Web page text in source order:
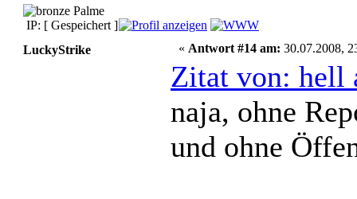
IP: [ Gespeichert ]
LuckyStrike
« Antwort #14 am: 30.07.2008,
Zitat von: hell
naja, ohne
und ohne